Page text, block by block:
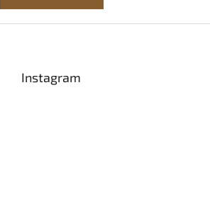
Instagram